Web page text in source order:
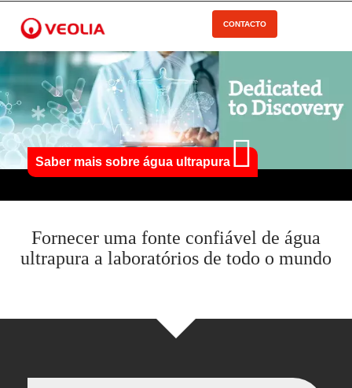
para
conteúdo
principal
CONTACTO
Saber mais sobre água ultrapura
Fornecer uma fonte confiável de água
ultrapura a laboratórios de todo o mundo